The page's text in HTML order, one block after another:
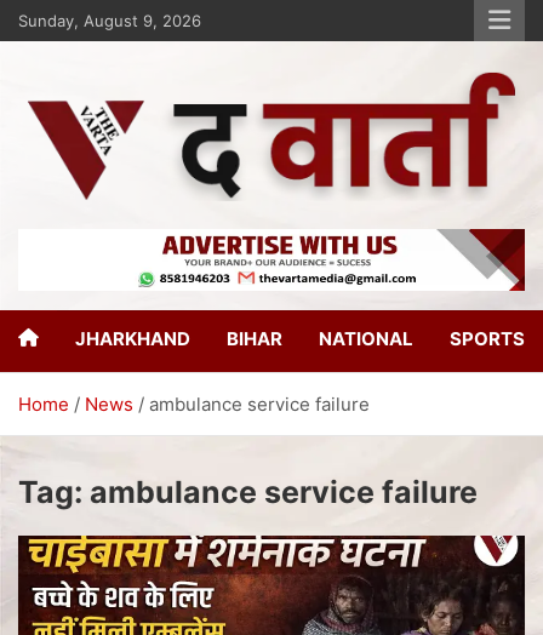
Sunday, August 9, 2026
The Varta
JHARKHAND BIHAR NATIONAL SPORTS
Home News ambulance service failure
Tag: ambulance service failure